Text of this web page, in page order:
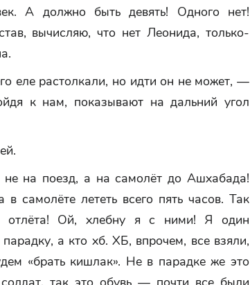
А должно быть девять! Одного нет!
вычисляю, что нет Леонида, только-
еле растолкали, но идти он не может, —
к нам, показывают на дальний угол
на поезд, а на самолёт до Ашхабада!
самолёте лететь всего пять часов. Так
отлёта! Ой, хлебну я с ними! Я один
а кто хб. ХБ, впрочем, все взяли,
«брать кишлак». Не в парадке же это